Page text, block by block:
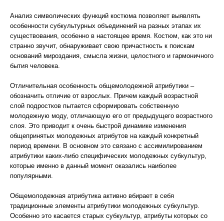
Анализ символических функций костюма позволяет выявлять
особенности субкультурных объединений на разных этапах их
существования, особенно в настоящее время. Костюм, как это ни
странно звучит, обнаруживает свою причастность к поискам
оснований мироздания, смысла жизни, целостного и гармоничного
бытия человека.
Отличительная особенность общемолодежной атрибутики –
обозначить отличие от взрослых. Причем каждый возрастной
слой подростков пытается сформировать собственную
молодежную моду, отличающую его от предыдущего возрастного
слоя. Это приводит к очень быстрой динамике изменения
общепринятых молодежных атрибутов на каждый конкретный
период времени. В основном это связано с ассимилированием
атрибутики каких-либо специфических молодежных субкультур,
которые именно в данный момент оказались наиболее
популярными.
Общемолодежная атрибутика активно вбирает в себя
традиционные элементы атрибутики молодежных субкультур.
Особенно это касается старых субкультур, атрибуты которых со